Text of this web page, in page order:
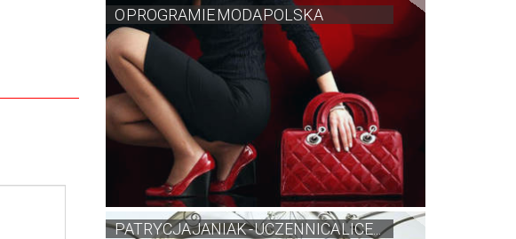
O PROGRAMIE MODA POLSKA
PATRYCJA JANIAK - UCZENNICA LICE...